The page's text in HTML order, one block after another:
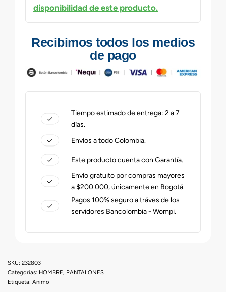
disponibilidad de este producto.
Recibimos todos los medios
de pago
Tiempo estimado de entrega: 2 a 7
días.
Envíos a todo Colombia.
Este producto cuenta con Garantía.
Envío gratuito por compras mayores
a $200.000, únicamente en Bogotá.
Pagos 100% seguro a tráves de los
servidores Bancolombia - Wompi.
232803
Categorías: HOMBRE, PANTALONES
Etiqueta: Animo